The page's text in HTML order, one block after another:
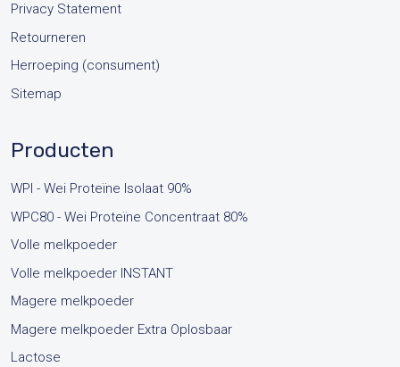
Privacy Statement
Retourneren
Herroeping (consument)
Sitemap
Producten
WPI - Wei Proteïne Isolaat 90%
WPC80 - Wei Proteïne Concentraat 80%
Volle melkpoeder
Volle melkpoeder INSTANT
Magere melkpoeder
Magere melkpoeder Extra Oplosbaar
Lactose